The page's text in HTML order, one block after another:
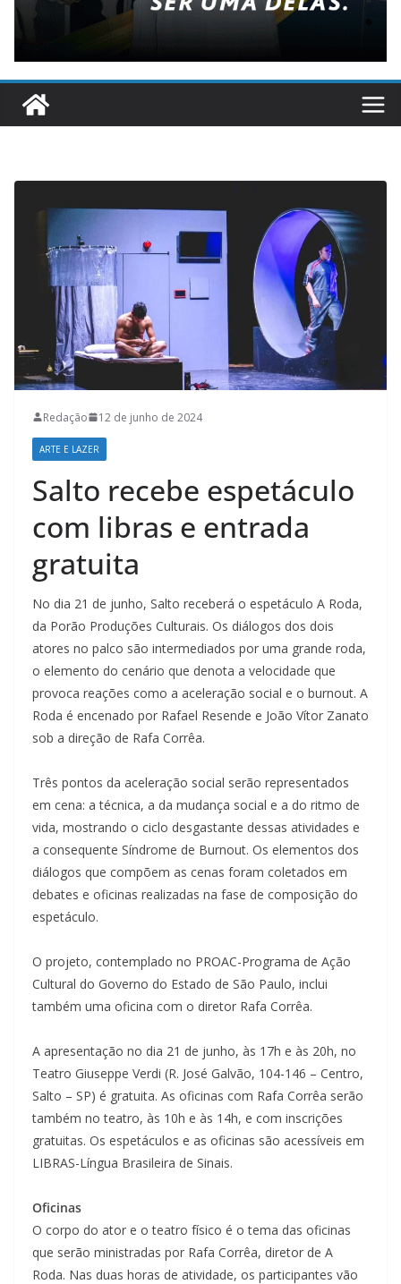
Redação 12 de junho de 2024
ARTE E LAZER
Salto recebe espetáculo
com libras e entrada
gratuita
No dia 21 de junho, Salto receberá o espetáculo A Roda,
da Porão Produções Culturais. Os diálogos dos dois
atores no palco são intermediados por uma grande roda,
o elemento do cenário que denota a velocidade que
provoca reações como a aceleração social e o burnout. A
Roda é encenado por Rafael Resende e João Vítor Zanato
sob a direção de Rafa Corrêa.
Três pontos da aceleração social serão representados
em cena: a técnica, a da mudança social e a do ritmo de
vida, mostrando o ciclo desgastante dessas atividades e
a consequente Síndrome de Burnout. Os elementos dos
diálogos que compõem as cenas foram coletados em
debates e oficinas realizadas na fase de composição do
espetáculo.
O projeto, contemplado no PROAC-Programa de Ação
Cultural do Governo do Estado de São Paulo, inclui
também uma oficina com o diretor Rafa Corrêa.
A apresentação no dia 21 de junho, às 17h e às 20h, no
Teatro Giuseppe Verdi (R. José Galvão, 104-146 – Centro,
Salto – SP) é gratuita. As oficinas com Rafa Corrêa serão
também no teatro, às 10h e às 14h, e com inscrições
gratuitas. Os espetáculos e as oficinas são acessíveis em
LIBRAS-Língua Brasileira de Sinais.
Oficinas
O corpo do ator e o teatro físico é o tema das oficinas
que serão ministradas por Rafa Corrêa, diretor de A
Roda. Nas duas horas de atividade, os participantes vão